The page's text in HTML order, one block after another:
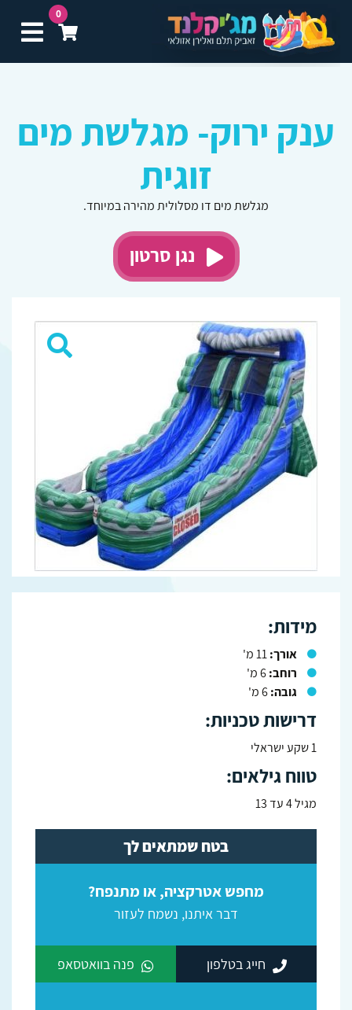
0
ענק ירוק- מגלשת מים
זוגית
מגלשת מים דו מסלולית מהירה במיוחד.
נגן סרטון
מידות:
אורך:
רוחב:
גובה:
דרישות טכניות:
1 שקע ישראלי
טווח גילאים:
מגיל 4 עד 13
בטח שמתאים לך
מחפש אטרקציה, או מתנפח?
דבר איתנו, נשמח לעזור
חייג בטלפון פנה בוואטסאפ